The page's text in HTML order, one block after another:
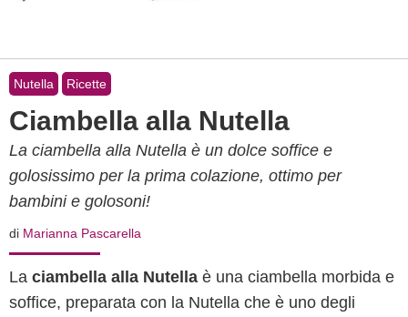
Nutella Ricette
Ciambella alla Nutella
La ciambella alla Nutella è un dolce soffice e
golosissimo per la prima colazione, ottimo per
bambini e golosoni!
di Marianna Pascarella
La ciambella alla Nutella è una ciambella morbida e
soffice, preparata con la Nutella che è uno degli